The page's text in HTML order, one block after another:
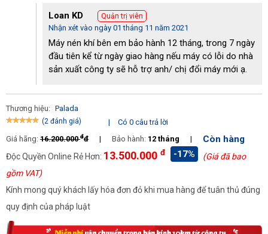
trang bị trang bị bánh xe di chuyển 4 chiều tiện lợi.
- Khi sử dụng model máy nén hơi Palada PA-55200, quý khách
không cần phải lo lắng tới việc mất nhiều công sức di chuyển khi
vận hành cũng như bảo quản vì máy được trang bị bánh xe linh
hoạt, phù hợp để đưa đến mọi không gian phục vụ công việc.
- Đồng thời, các linh kiện của model Palada PA-55200 đều được
sản xuất bằng công nghệ hiện đại, ráp nối chặt chẽ, chính xác từ
những vật liệu cao cấp độ bền cao nên máy có khả năng chống
chịu tốt trước tác động của ngoại lực và điều kiện môi trường
làm việc khắc nghiệt, cho tuổi thọ cao, ít phát sinh sự cố không
mong muốn, vừa giúp tiết kiệm chi phí sửa chữa lại đảm bảo an
toàn trong quá trình sử dụng.
Lời khuyên khi vận hành máy nén khí Palada PA-55200
Loan KD Quản trị viên
Nhận xét vào ngày 01 tháng 11 năm 2021
Máy nén khí bên em bảo hành 12 tháng, trong 7 ngày
đầu tiên kể từ ngày giao hàng nếu máy có lỗi do nhà
sản xuất công ty sẽ hỗ trợ anh/ chị đổi máy mới ạ.
Thương hiệu: Palada
(2 đánh giá) |
Có 0 câu trả lời
Giá hãng: 16.200.000đđ | Bảo hành: 12 tháng | Còn hàng
Độc Quyền Online Rẻ Hơn: 13.500.000 đ -17%
(Giá đã bao
gồm VAT)
Kính mong quý khách lấy hóa đơn đỏ khi mua hàng để tuân thủ đúng
quy định của pháp luật